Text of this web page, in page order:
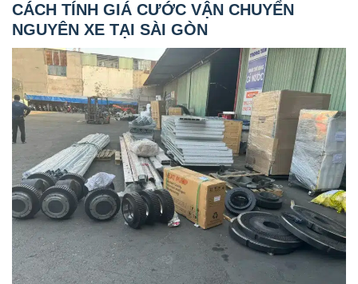
CÁCH TÍNH GIÁ CƯỚC VẬN CHUYỂN
NGUYÊN XE TẠI SÀI GÒN